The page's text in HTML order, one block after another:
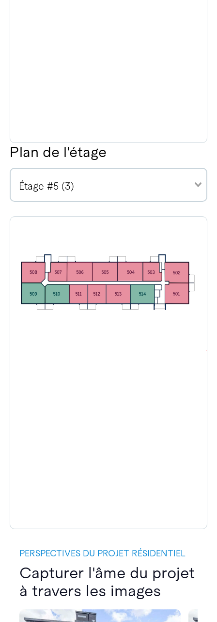
Plan de l'étage
Étage #5 (3)
PERSPECTIVES DU PROJET RÉSIDENTIEL
Capturer l'âme du projet
à travers les images